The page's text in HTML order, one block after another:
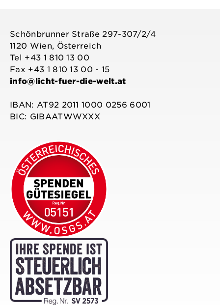
Schönbrunner Straße 297-307/2/4
1120 Wien, Österreich
Tel +43 1 810 13 00
Fax +43 1 810 13 00 - 15
info@licht-fuer-die-welt.at
IBAN: AT92 2011 1000 0256 6001
BIC: GIBAATWWXXX